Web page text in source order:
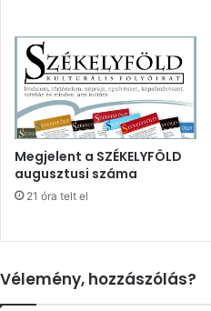
Megjelent a SZÉKELYFÖLD
augusztusi száma
21 óra telt el
Vélemény, hozzászólás?